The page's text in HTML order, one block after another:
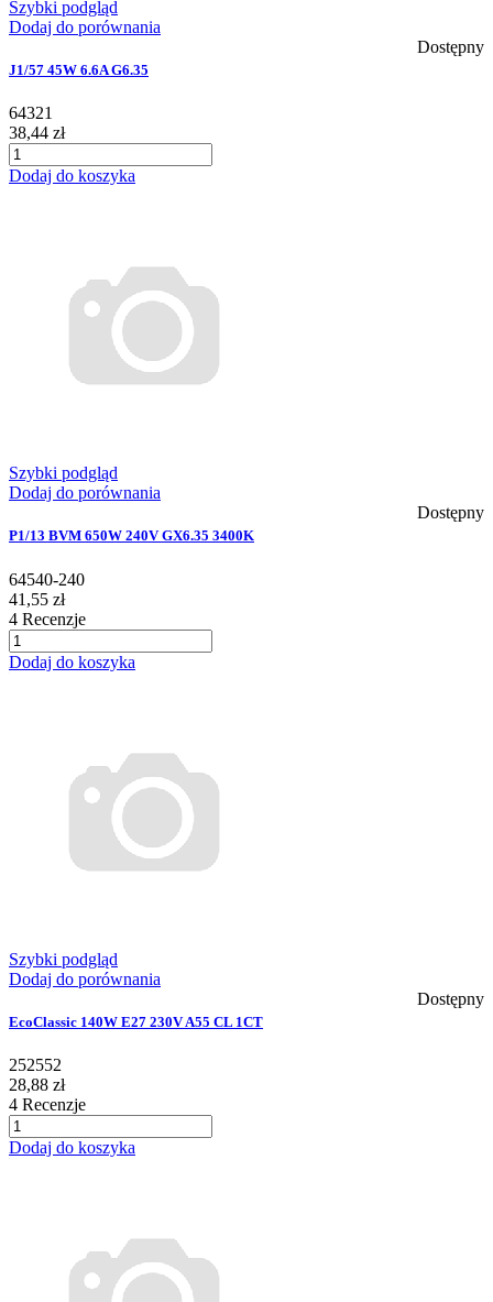
Szybki podgląd
Dodaj do porównania
Dostępny
J1/57 45W 6.6A G6.35
64321
38,44 zł
Dodaj do koszyka
Szybki podgląd
Dodaj do porównania
Dostępny
P1/13 BVM 650W 240V GX6.35 3400K
64540-240
41,55 zł
4 Recenzje
Dodaj do koszyka
Szybki podgląd
Dodaj do porównania
Dostępny
EcoClassic 140W E27 230V A55 CL 1CT
252552
28,88 zł
4 Recenzje
Dodaj do koszyka